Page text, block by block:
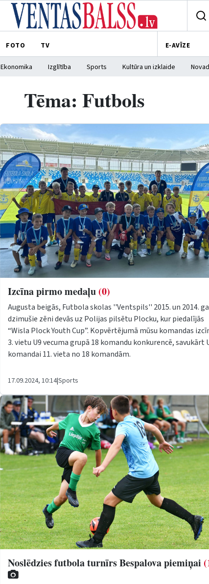
FOTO TV E-AVĪZE
Ekonomika Izglītība Sports Kultūra un izklaide
Tēma: Futbols
Izcīna pirmo medaļu (0)
Augusta beigās, Futbola skolas ''Ventspils'' 2015. un 2014.
dzimušie zēni devās uz Polijas pilsētu Plocku, kur piedalījās
“Wisla Plock Youth Cup”. Kopvērtējumā mūsu komandas
3. vietu U9 vecuma grupā 18 komandu konkurencē, savukārt
komandai 11. vieta no 18 komandām.
17.09.2024, 10:14|Sports
Noslēdzies futbola turnīrs Bespalova piemiņai